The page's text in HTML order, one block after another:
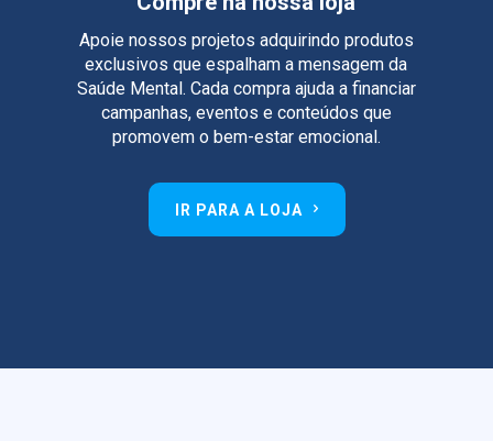
Apoie nossos projetos adquirindo produtos
exclusivos que espalham a mensagem da
Saúde Mental. Cada compra ajuda a financiar
campanhas, eventos e conteúdos que
promovem o bem-estar emocional.
IR PARA A LOJA